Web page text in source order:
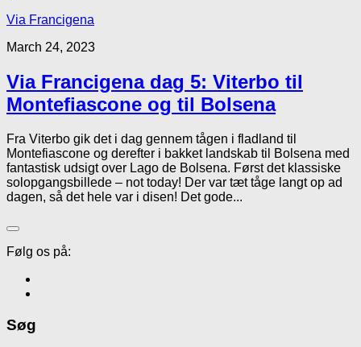
Via Francigena
March 24, 2023
Via Francigena dag 5: Viterbo til
Montefiascone og til Bolsena
Fra Viterbo gik det i dag gennem tågen i fladland til
Montefiascone og derefter i bakket landskab til Bolsena med
fantastisk udsigt over Lago de Bolsena. Først det klassiske
solopgangsbillede – not today! Der var tæt tåge langt op ad
dagen, så det hele var i disen! Det gode...
Følg os på:
Søg